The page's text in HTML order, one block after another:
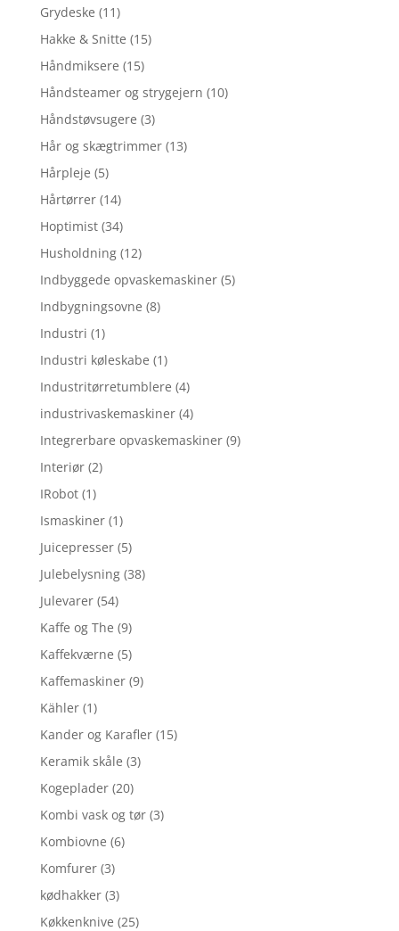
Grydeske (11)
Hakke & Snitte (15)
Håndmiksere (15)
Håndsteamer og strygejern (10)
Håndstøvsugere (3)
Hår og skægtrimmer (13)
Hårpleje (5)
Hårtørrer (14)
Hoptimist (34)
Husholdning (12)
Indbyggede opvaskemaskiner (5)
Indbygningsovne (8)
Industri (1)
Industri køleskabe (1)
Industritørretumblere (4)
industrivaskemaskiner (4)
Integrerbare opvaskemaskiner (9)
Interiør (2)
IRobot (1)
Ismaskiner (1)
Juicepresser (5)
Julebelysning (38)
Julevarer (54)
Kaffe og The (9)
Kaffekværne (5)
Kaffemaskiner (9)
Kähler (1)
Kander og Karafler (15)
Keramik skåle (3)
Kogeplader (20)
Kombi vask og tør (3)
Kombiovne (6)
Komfurer (3)
kødhakker (3)
Køkkenknive (25)